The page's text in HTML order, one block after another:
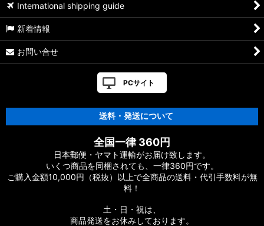
International shipping guide
新着情報
お問い合せ
PCサイト
送料・発送について
全国一律 360円
日本郵便・ヤマト運輸がお届け致します。
いくつ商品を同梱されても、一律360円です。
ご購入金額10,000円（税抜）以上で全商品の送料・代引手数料が無
料！
土・日・祝は、
商品発送をお休みしております。